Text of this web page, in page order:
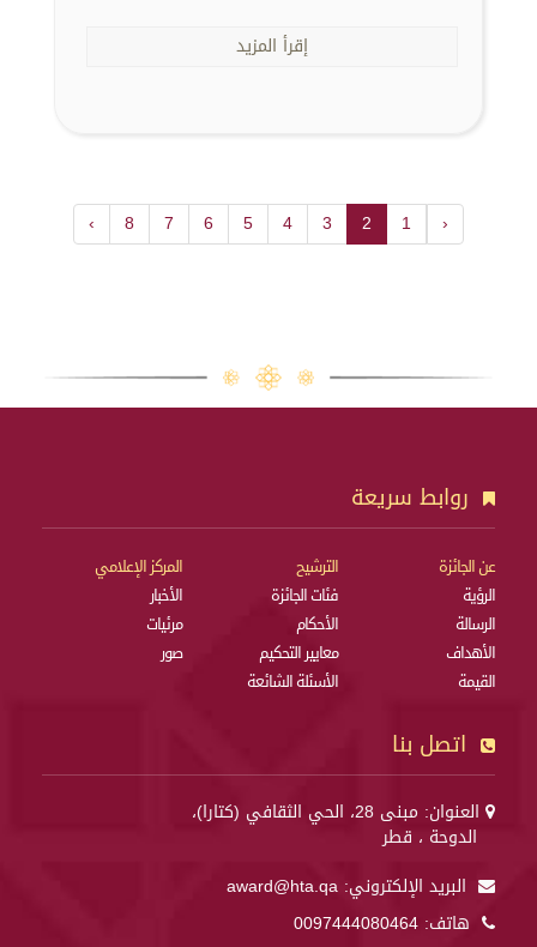
إقرأ المزيد
‹
1
2
3
4
5
6
7
8
›
روابط سريعة
عن الجائزة
الرؤية
الرسالة
الأهداف
القيمة
الترشيح
فئات الجائزة
الأحكام
معايير التحكيم
الأسئلة الشائعة
المركز الإعلامي
الأخبار
مرئيات
صور
اتصل بنا
العنوان: مبنى 28، الحي الثقافي (كتارا)،
الدوحة ، قطر
البريد الإلكتروني: award@hta.qa
هاتف: 0097444080464